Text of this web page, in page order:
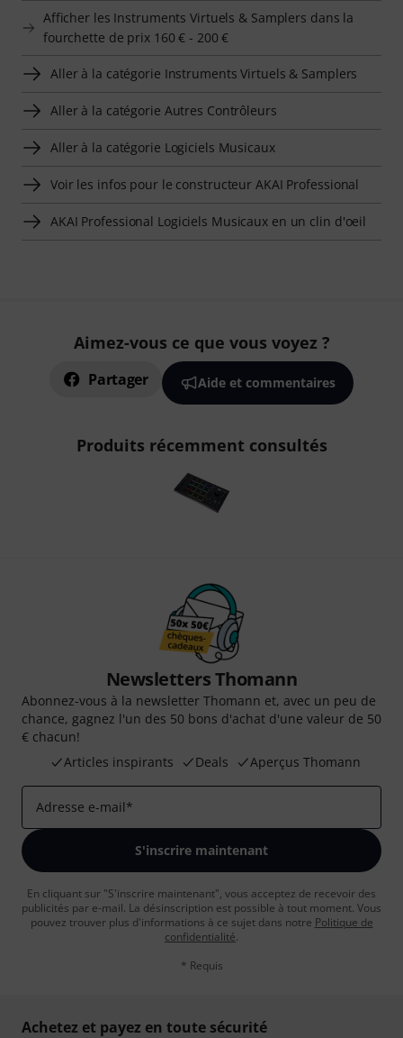
Afficher les Instruments Virtuels & Samplers dans la
fourchette de prix 160 € - 200 €
Aller à la catégorie Instruments Virtuels & Samplers
Aller à la catégorie Autres Contrôleurs
Aller à la catégorie Logiciels Musicaux
Voir les infos pour le constructeur AKAI Professional
AKAI Professional Logiciels Musicaux en un clin d'oeil
Aimez-vous ce que vous voyez ?
Partager Aide et commentaires
Produits récemment consultés
Newsletters Thomann
Abonnez-vous à la newsletter Thomann et, avec un peu de
chance, gagnez l'un des 50 bons d'achat d'une valeur de 50
€ chacun!
Articles inspirants
Deals Aperçus Thomann
Adresse e-mail*
S'inscrire maintenant
En cliquant sur "S'inscrire maintenant", vous acceptez de recevoir des
publicités par e-mail. La désinscription est possible à tout moment. Vous
pouvez trouver plus d'informations à ce sujet dans notre Politique de
confidentialité.
* Requis
Achetez et payez en toute sécurité